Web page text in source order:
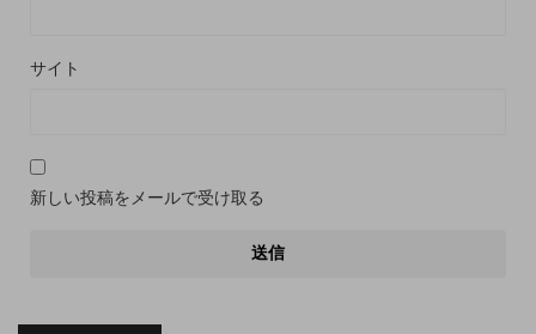
サイト
新しい投稿をメールで受け取る